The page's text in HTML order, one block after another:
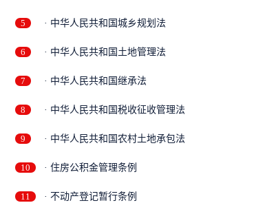
5 · 中华人民共和国城乡规划法
6 · 中华人民共和国土地管理法
7 · 中华人民共和国继承法
8 · 中华人民共和国税收征收管理法
9 · 中华人民共和国农村土地承包法
10 · 住房公积金管理条例
11 · 不动产登记暂行条例